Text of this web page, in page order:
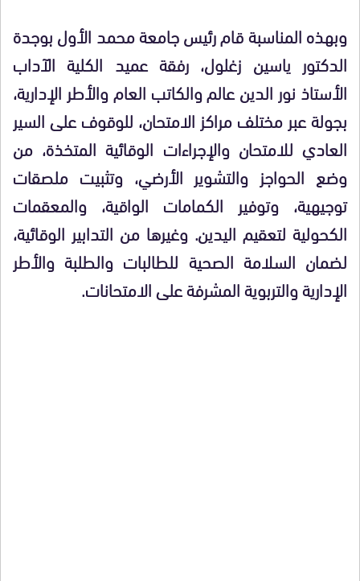
وبهذه المناسبة قام رئيس جامعة محمد الأول بوجدة
الدكتور ياسين زغلول، رفقة عميد الكلية الآداب
الأستاذ نور الدين عالم والكاتب العام والأطر الإدارية،
بجولة عبر مختلف مراكز الامتحان، للوقوف على السير
العادي للامتحان والإجراءات الوقائية المتخذة، من
وضع الحواجز والتشوير الأرضي، وتثبيت ملصقات
توجيهية، وتوفير الكمامات الواقية، والمعقمات
الكحولية لتعقيم اليدين. وغيرها من التدابير الوقائية،
لضمان السلامة الصحية للطالبات والطلبة والأطر
الإدارية والتربوية المشرفة على الامتحانات.